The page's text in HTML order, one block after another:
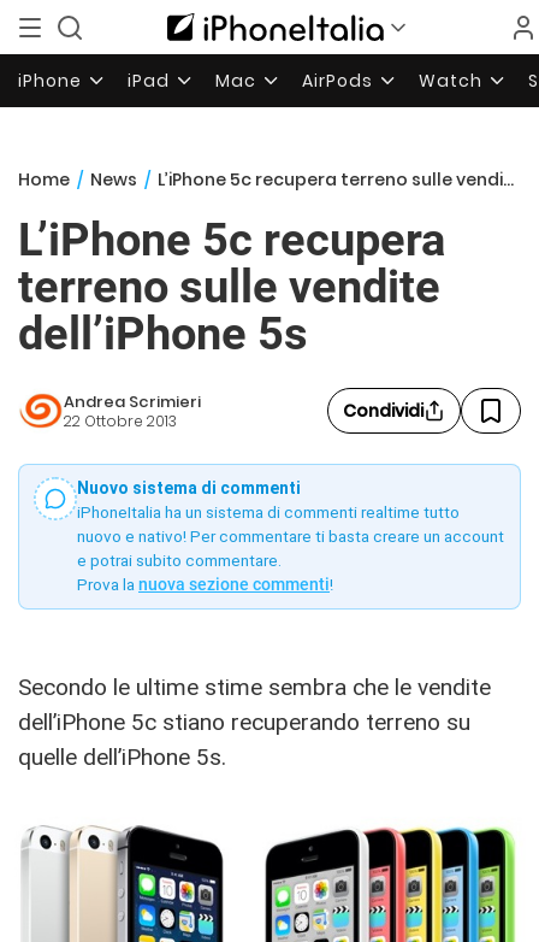
iPhone iPad Mac AirPods Watch
Home / News / L’iPhone 5c recupera terreno sulle vendite dell’iPhone 5s
L’iPhone 5c recupera
terreno sulle vendite
dell’iPhone 5s
Andrea Scrimieri
22 Ottobre 2013 Condividi
Nuovo sistema di commenti
iPhoneItalia ha un sistema di commenti realtime tutto
nuovo e nativo! Per commentare ti basta creare un account
e potrai subito commentare.
Prova la nuova sezione commenti!
Secondo le ultime stime sembra che le vendite
dell’iPhone 5c stiano recuperando terreno su
quelle dell’iPhone 5s.